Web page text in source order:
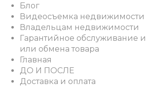
Блог
Видеосъемка недвижимости
Владельцам недвижимости
Гарантийное обслуживание и
или обмена товара
Главная
ДО И ПОСЛЕ
Доставка и оплата